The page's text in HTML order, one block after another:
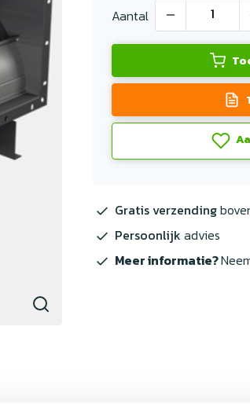
Aantal
Gratis verzending
Persoonlijk advies
Meer informatie?